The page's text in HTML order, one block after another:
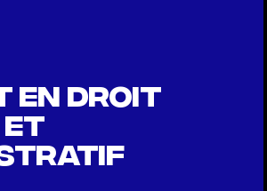
en droit
et